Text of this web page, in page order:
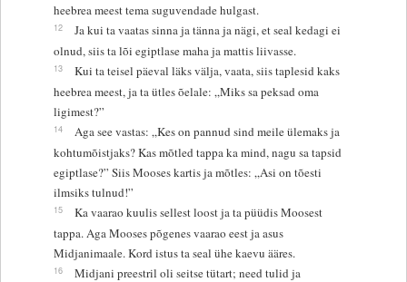
heebrea meest tema suguvendade hulgast.
12
Ja kui ta vaatas sinna ja tänna ja nägi, et seal kedagi ei
olnud, siis ta lõi egiptlase maha ja mattis liivasse.
13
Kui ta teisel päeval läks välja, vaata, siis taplesid kaks
heebrea meest, ja ta ütles õelale: „Miks sa peksad oma
ligimest?”
14
Aga see vastas: „Kes on pannud sind meile ülemaks ja
kohtumõistjaks? Kas mõtled tappa ka mind, nagu sa tapsid
egiptlase?” Siis Mooses kartis ja mõtles: „Asi on tõesti
ilmsiks tulnud!”
15
Ka vaarao kuulis sellest loost ja ta püüdis Moosest
tappa. Aga Mooses põgenes vaarao eest ja asus
Midjanimaale. Kord istus ta seal ühe kaevu ääres.
16
Midjani preestril oli seitse tütart; need tulid ja